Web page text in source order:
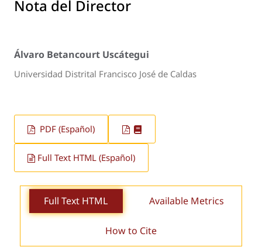
Nota del Director
Álvaro Betancourt Uscátegui
Universidad Distrital Francisco José de Caldas
PDF (Español)
Full Text HTML (Español)
Full Text HTML Available Metrics
How to Cite